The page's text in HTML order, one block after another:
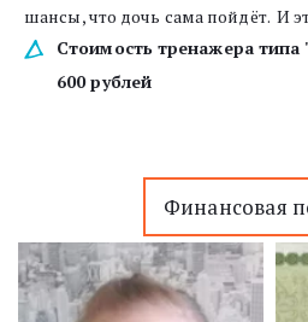
шансы, что дочь сама пойдёт.  И
Стоимость тренажера типа
600 рублей
Финансовая